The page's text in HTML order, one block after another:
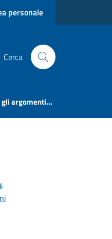
personale
Cerca
argomenti...